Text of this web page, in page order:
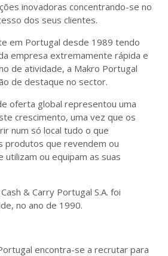
inovadoras concentrando-se no
dos seus clientes.
em Portugal desde 1989 tendo
empresa extremamente rápida e
de atividade, a Makro Portugal
de destaque no sector.
oferta global representou uma
crescimento, uma vez que os
num só local tudo o que
produtos que revendem ou
utilizam ou equipam as suas
& Carry Portugal S.A. foi
no ano de 1990.
encontra-se a recrutar para